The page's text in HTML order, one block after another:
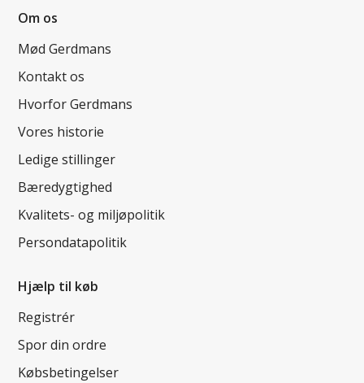
Om os
Mød Gerdmans
Kontakt os
Hvorfor Gerdmans
Vores historie
Ledige stillinger
Bæredygtighed
Kvalitets- og miljøpolitik
Persondatapolitik
Hjælp til køb
Registrér
Spor din ordre
Købsbetingelser